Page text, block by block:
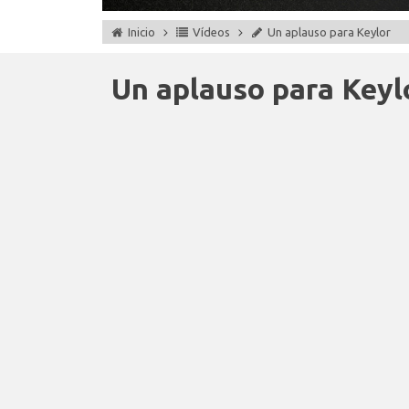
Inicio Vídeos Un aplauso para Keylor
Un aplauso para